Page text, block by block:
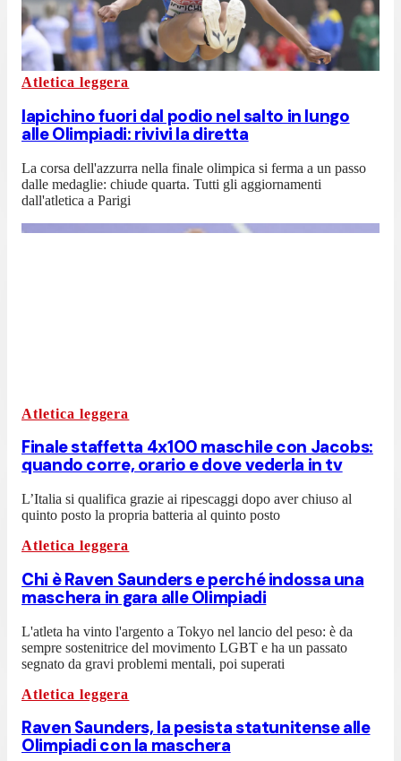
Atletica leggera
Iapichino fuori dal podio nel salto in lungo
alle Olimpiadi: rivivi la diretta
La corsa dell'azzurra nella finale olimpica si ferma a un passo
dalle medaglie: chiude quarta. Tutti gli aggiornamenti
dall'atletica a Parigi
Atletica leggera
Finale staffetta 4x100 maschile con Jacobs:
quando corre, orario e dove vederla in tv
L’Italia si qualifica grazie ai ripescaggi dopo aver chiuso al
quinto posto la propria batteria al quinto posto
Atletica leggera
Chi è Raven Saunders e perché indossa una
maschera in gara alle Olimpiadi
L'atleta ha vinto l'argento a Tokyo nel lancio del peso: è da
sempre sostenitrice del movimento LGBT e ha un passato
segnato da gravi problemi mentali, poi superati
Atletica leggera
Raven Saunders, la pesista statunitense alle
Olimpiadi con la maschera